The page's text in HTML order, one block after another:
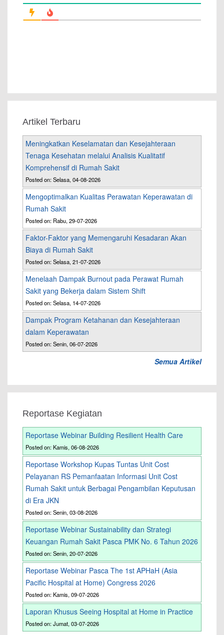
Artikel Terbaru
Meningkatkan Keselamatan dan Kesejahteraan
Tenaga Kesehatan melalui Analisis Kualitatif
Komprehensif di Rumah Sakit
Posted on: Selasa, 04-08-2026
Mengoptimalkan Kualitas Perawatan Keperawatan di
Rumah Sakit
Posted on: Rabu, 29-07-2026
Faktor-Faktor yang Memengaruhi Kesadaran Akan
Biaya di Rumah Sakit
Posted on: Selasa, 21-07-2026
Menelaah Dampak Burnout pada Perawat Rumah
Sakit yang Bekerja dalam Sistem Shift
Posted on: Selasa, 14-07-2026
Dampak Program Ketahanan dan Kesejahteraan
dalam Keperawatan
Posted on: Senin, 06-07-2026
Semua Artikel
Reportase Kegiatan
Reportase Webinar Building Resilient Health Care
Posted on: Kamis, 06-08-2026
Reportase Workshop Kupas Tuntas Unit Cost
Pelayanan RS Pemanfaatan Informasi Unit Cost
Rumah Sakit untuk Berbagai Pengambilan Keputusan
di Era JKN
Posted on: Senin, 03-08-2026
Reportase Webinar Sustainability dan Strategi
Keuangan Rumah Sakit Pasca PMK No. 6 Tahun 2026
Posted on: Senin, 20-07-2026
Reportase Webinar Pasca The 1st APHaH (Asia
Pacific Hospital at Home) Congress 2026
Posted on: Kamis, 09-07-2026
Laporan Khusus Seeing Hospital at Home in Practice
Posted on: Jumat, 03-07-2026